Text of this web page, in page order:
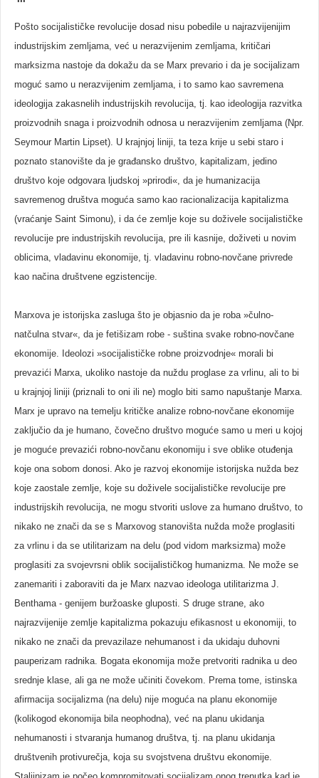
Pošto socijalističke revolucije dosad nisu pobedile u najrazvijenijim
industrijskim zemljama, već u nerazvijenim zemljama, kritičari
marksizma nastoje da dokažu da se Marx prevario i da je socijalizam
moguć samo u nerazvijenim zemljama, i to samo kao savremena
ideologija zakasnelih industrijskih revolucija, tj. kao ideologija razvitka
proizvodnih snaga i proizvodnih odnosa u nerazvijenim zemljama (Npr.
Seymour Martin Lipset). U krajnjoj liniji, ta teza krije u sebi staro i
poznato stanovište da je građansko društvo, kapitalizam, jedino
društvo koje odgovara ljudskoj »prirodi«, da je humanizacija
savremenog društva moguća samo kao racionalizacija kapitalizma
(vraćanje Saint Simonu), i da će zemlje koje su doživele socijalističke
revolucije pre industrijskih revolucija, pre ili kasnije, doživeti u novim
oblicima, vladavinu ekonomije, tj. vladavinu robno-novčane privrede
kao načina društvene egzistencije.
Marxova je istorijska zasluga što je objasnio da je roba »čulno-
natčulna stvar«, da je fetišizam robe - suština svake robno-novčane
ekonomije. Ideolozi »socijalističke robne proizvodnje« morali bi
prevazići Marxa, ukoliko nastoje da nuždu proglase za vrlinu, ali to bi
u krajnjoj liniji (priznali to oni ili ne) moglo biti samo napuštanje Marxa.
Marx je upravo na temelju kritičke analize robno-novčane ekonomije
zaključio da je humano, čovečno društvo moguće samo u meri u kojoj
je moguće prevazići robno-novčanu ekonomiju i sve oblike otuđenja
koje ona sobom donosi. Ako je razvoj ekonomije istorijska nužda bez
koje zaostale zemlje, koje su doživele socijalističke revolucije pre
industrijskih revolucija, ne mogu stvoriti uslove za humano društvo, to
nikako ne znači da se s Marxovog stanovišta nužda može proglasiti
za vrlinu i da se utilitarizam na delu (pod vidom marksizma) može
proglasiti za svojevrsni oblik socijalističkog humanizma. Ne može se
zanemariti i zaboraviti da je Marx nazvao ideologa utilitarizma J.
Benthama - genijem buržoaske gluposti. S druge strane, ako
najrazvijenije zemlje kapitalizma pokazuju efikasnost u ekonomiji, to
nikako ne znači da prevazilaze nehumanost i da ukidaju duhovni
pauperizam radnika. Bogata ekonomija može pretvoriti radnika u deo
srednje klase, ali ga ne može učiniti čovekom. Prema tome, istinska
afirmacija socijalizma (na delu) nije moguća na planu ekonomije
(kolikogod ekonomija bila neophodna), već na planu ukidanja
nehumanosti i stvaranja humanog društva, tj. na planu ukidanja
društvenih protivurečja, koja su svojstvena društvu ekonomije.